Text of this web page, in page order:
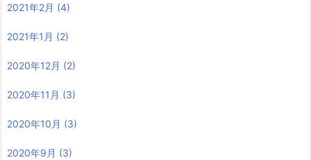
2021年2月 (4)
2021年1月 (2)
2020年12月 (2)
2020年11月 (3)
2020年10月 (3)
2020年9月 (3)